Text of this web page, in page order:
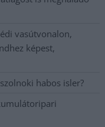
vasútvonalon,
képest,
habos isler?